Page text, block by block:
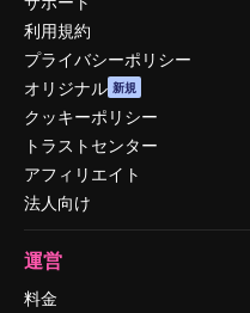
利用規約
プライバシーポリシー
オリジナル 新規
クッキーポリシー
トラストセンター
アフィリエイト
法人向け
運営
料金